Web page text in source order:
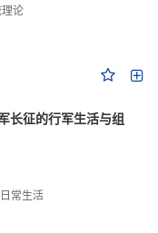
论
长征的行军生活与组
常生活